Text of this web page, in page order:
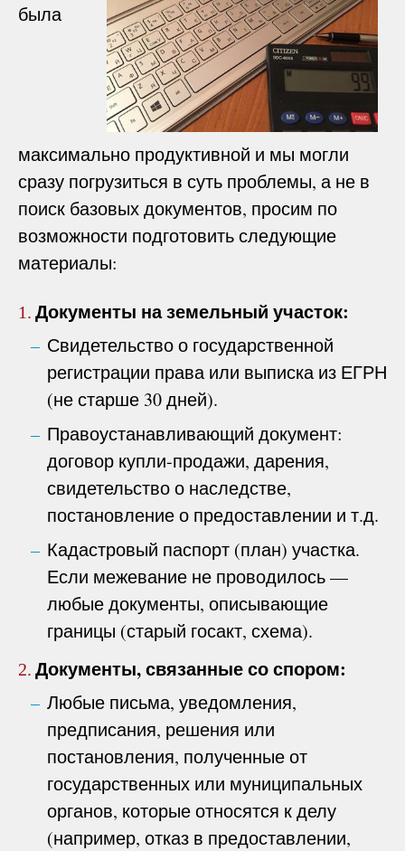
была
максимально продуктивной и мы могли
сразу погрузиться в суть проблемы, а не в
поиск базовых документов, просим по
возможности подготовить следующие
материалы:
1. Документы на земельный участок:
Свидетельство о государственной
регистрации права или выписка из ЕГРН
(не старше 30 дней).
Правоустанавливающий документ:
договор купли-продажи, дарения,
свидетельство о наследстве,
постановление о предоставлении и т.д.
Кадастровый паспорт (план) участка.
Если межевание не проводилось —
любые документы, описывающие
границы (старый госакт, схема).
2. Документы, связанные со спором:
Любые письма, уведомления,
предписания, решения или
постановления, полученные от
государственных или муниципальных
органов, которые относятся к делу
(например, отказ в предоставлении,